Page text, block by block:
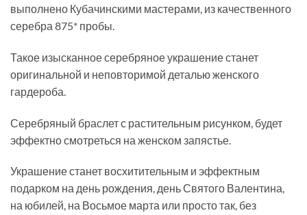
выполнено Кубачинскими мастерами, из качественного
серебра 875* пробы.
Такое изысканное серебряное украшение станет
оригинальной и неповторимой деталью женского
гардероба.
Серебряный браслет с растительным рисунком, будет
эффектно смотреться на женском запястье.
Украшение станет восхитительным и эффектным
подарком на день рождения, день Святого Валентина,
на юбилей, на Восьмое марта или просто так, без